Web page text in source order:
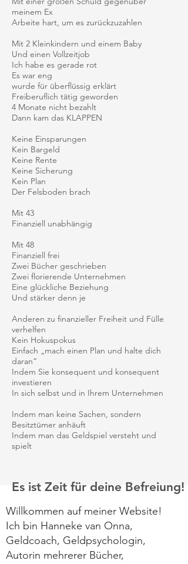
meinem Ex
Arbeite hart, um es zurückzuzahlen
Mit 2 Kleinkindern und einem Baby
Und einen Vollzeitjob
Ich habe es gerade rot
Es war eng
wurde für überflüssig erklärt
Freiberuflich tätig geworden
4 Monate nicht bezahlt
Dann kam das KLAPPEN
Keine Einsparungen
Kein Bargeld
Keine Rente
Keine Sicherung
Kein Plan
Der Felsboden brach
Mit 43
Finanziell unabhängig
Mit 48
Finanziell frei
Zwei Bücher geschrieben
Zwei florierende Unternehmen
Eine glückliche Beziehung
Und stärker denn je
Anderen zu finanzieller Freiheit und Fülle
verhelfen
Kein Hokuspokus
Einfach „mach einen Plan und halte dich
daran“
Indem Sie konsequent und konsequent
investieren
In sich selbst und in Ihrem Unternehmen
Indem man keine Sachen, sondern
Besitztümer anhäuft
Indem man das Geldspiel versteht und
spielt
Es ist Zeit für deine Befreiung!
Willkommen auf meiner Website!
Ich bin Hanneke van Onna,
Geldcoach, Geldpsychologin,
Autorin mehrerer Bücher,